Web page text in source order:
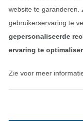
Bestelling
website te garanderen.
gebruikerservaring te
gepersonaliseerde
ervaring te
Zie voor meer